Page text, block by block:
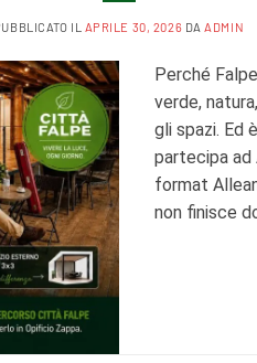
IL APRILE 30, 2026 DAADMIN
Perché
verde,
gli spazi. Ed
partecipa ad
format
non finisce